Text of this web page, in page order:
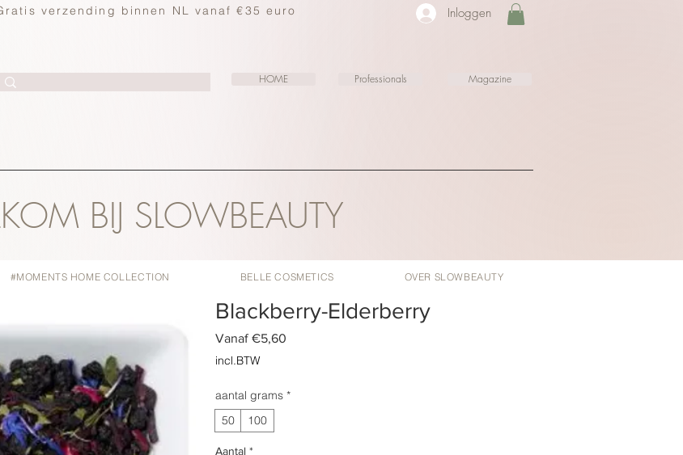
verzending binnen NL vanaf €35 euro Inloggen
HOME Professionals Magazine
BIJ SLOWBEAUTY
#MOMENTS HOME COLLECTION BELLE COSMETICS OVER SLOWBEAUTY
Blackberry-Elderberry
Vanaf€5,60
incl.BTW
aantal grams *
50
100
Aantal *